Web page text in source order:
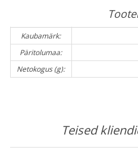
Kaubamärk:
Päritolumaa:
Netokogus (g):
Teised